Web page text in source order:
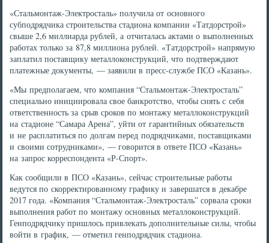
«Стальмонтаж-Электросталь» получила от основного
субподрядчика строительства стадиона компании «Татдорстрой»
свыше 2,6 миллиарда рублей, а отчиталась актами о выполненных
работах только за 87,8 миллиона рублей. «Татдорстрой» напрямую
заплатил поставщику металлоконструкций, что подтверждают
платежные документы, — заявили в пресс-службе ПСО «Казань».
«Мы предполагаем, что компания “Стальмонтаж-Электросталь”
специально инициировала свое банкротство, чтобы снять с себя
ответственность за срыв сроков по монтажу металлоконструкций
на стадионе “Самара Арена”, уйти от гарантийных обязательств
и не расплатиться по долгам перед подрядчиками, поставщиками
и своими сотрудниками», — говорится в ответе ПСО «Казань»
на запрос корреспондента «Р-Спорт».
Как сообщили в ПСО «Казань», сейчас строительные работы
ведутся по скорректированному графику и завершатся в декабре
2017 года. «Компания “Стальмонтаж-Электросталь” сорвала сроки
выполнения работ по монтажу основных металлоконструкций.
Генподрядчику пришлось привлекать дополнительные силы, чтобы
войти в график, — отметил генподрядчик стадиона.